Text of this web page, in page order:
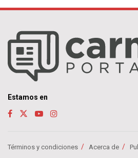
Estamos en
Términos y condiciones Acerca de